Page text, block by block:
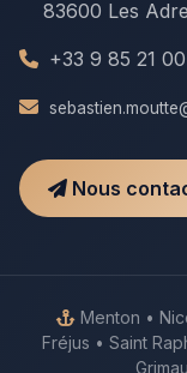
83600 Les
+33 9 85 21
Nous
Menton •
Fréjus • Saint